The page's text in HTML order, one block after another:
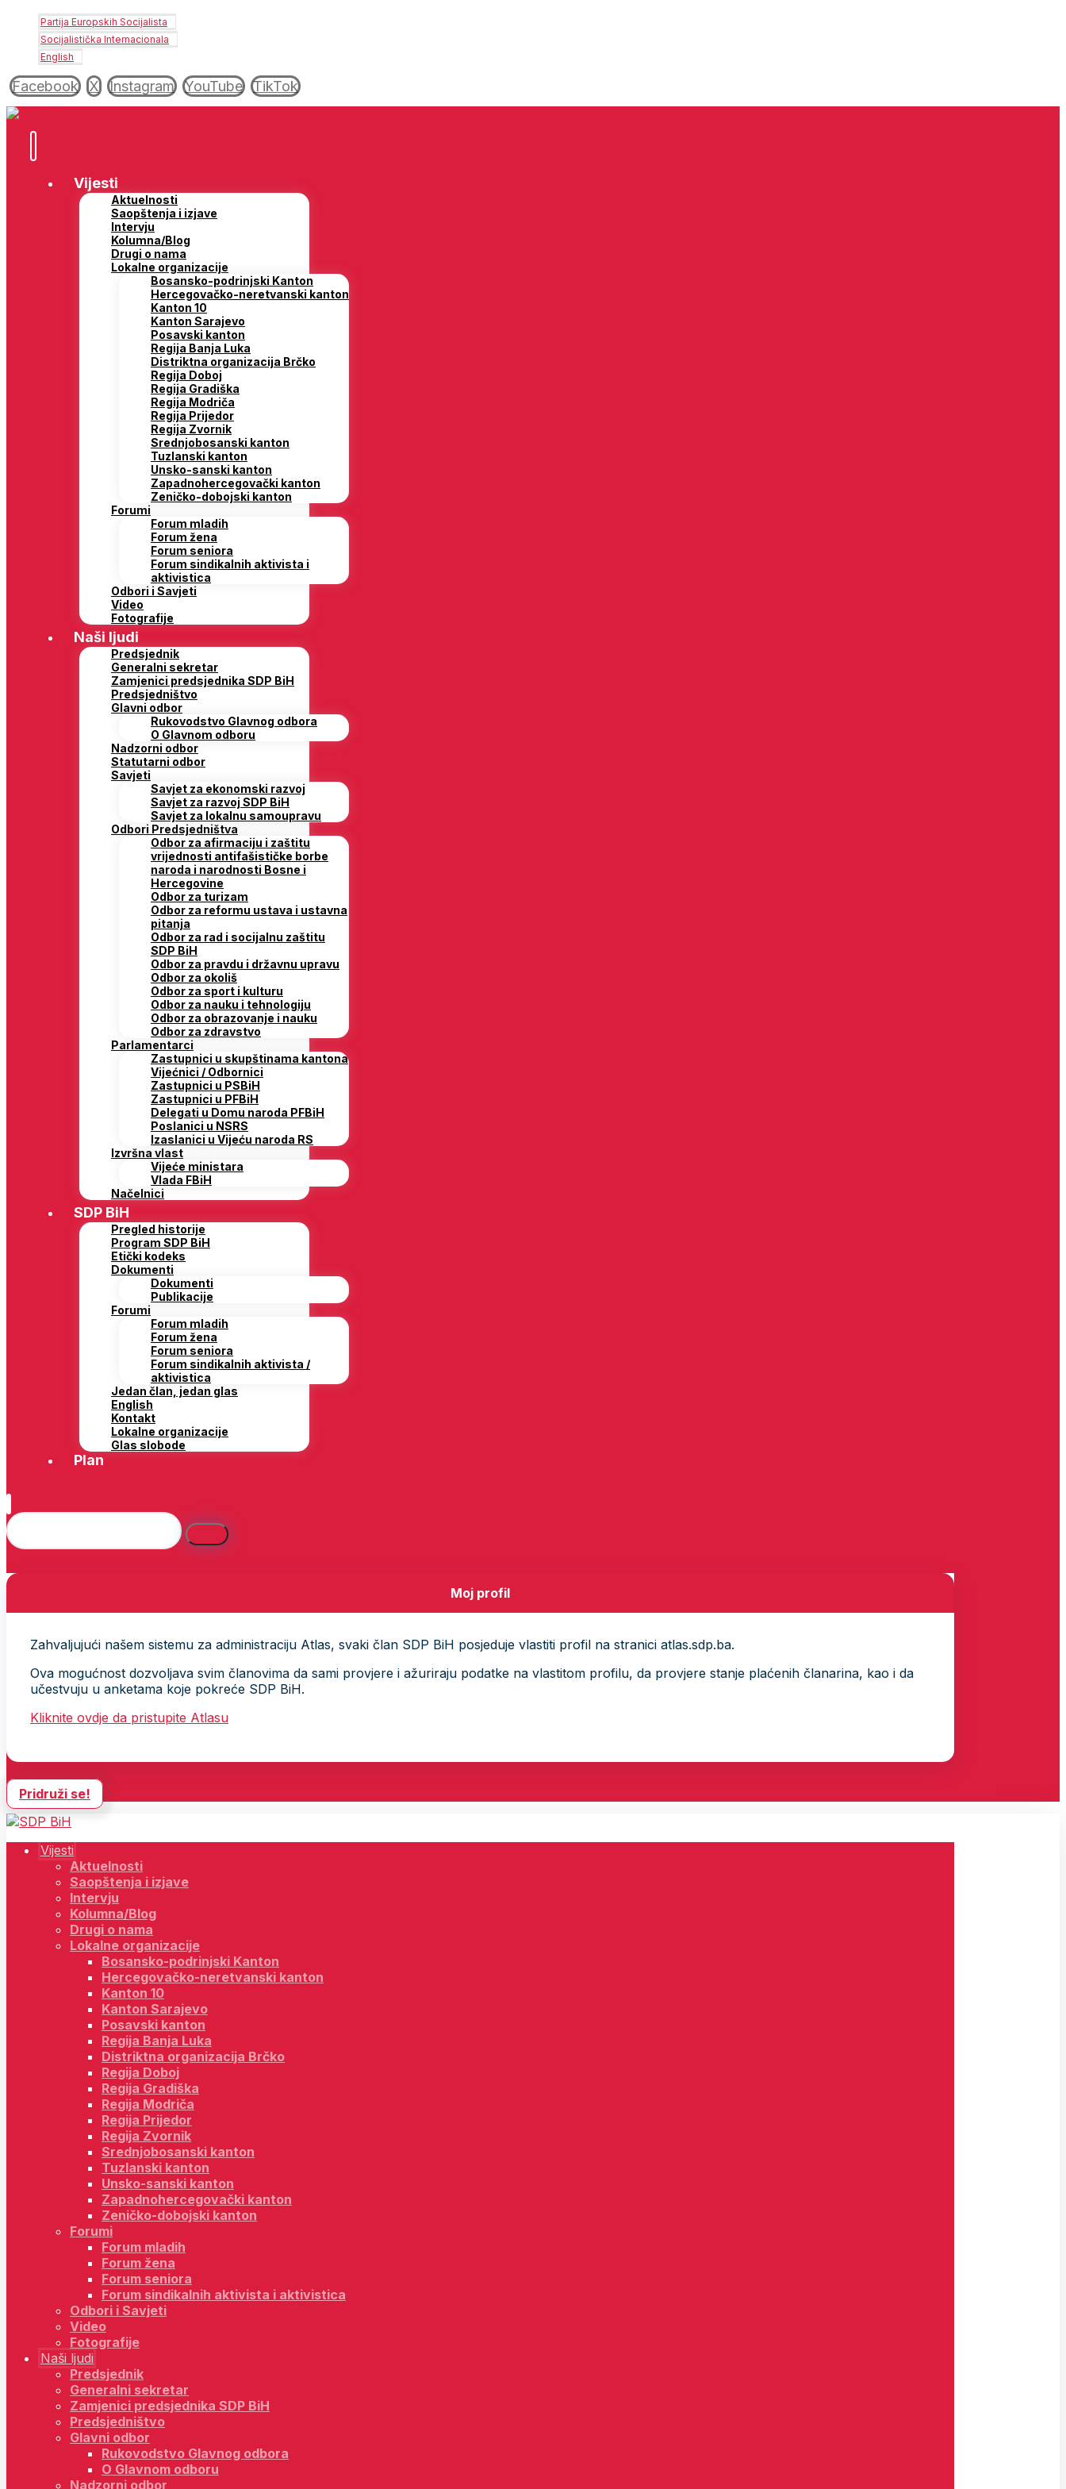
Partija Europskih Socijalista
Socijalistička Internacionala
English
Facebook X Instagram YouTube TikTok
Vijesti
Aktuelnosti
Saopštenja i izjave
Intervju
Kolumna/Blog
Drugi o nama
Lokalne organizacije
Bosansko-podrinjski Kanton
Hercegovačko-neretvanski kanton
Kanton 10
Kanton Sarajevo
Posavski kanton
Regija Banja Luka
Distriktna organizacija Brčko
Regija Doboj
Regija Gradiška
Regija Modriča
Regija Prijedor
Regija Zvornik
Srednjobosanski kanton
Tuzlanski kanton
Unsko-sanski kanton
Zapadnohercegovački kanton
Zeničko-dobojski kanton
Forumi
Forum mladih
Forum žena
Forum seniora
Forum sindikalnih aktivista i
aktivistica
Odbori i Savjeti
Video
Fotografije
Naši ljudi
Predsjednik
Generalni sekretar
Zamjenici predsjednika SDP BiH
Predsjedništvo
Glavni odbor
Rukovodstvo Glavnog odbora
O Glavnom odboru
Nadzorni odbor
Statutarni odbor
Savjeti
Savjet za ekonomski razvoj
Savjet za razvoj SDP BiH
Savjet za lokalnu samoupravu
Odbori Predsjedništva
Odbor za afirmaciju i zaštitu
vrijednosti antifašističke borbe
naroda i narodnosti Bosne i
Hercegovine
Odbor za turizam
Odbor za reformu ustava i ustavna
pitanja
Odbor za rad i socijalnu zaštitu
SDP BiH
Odbor za pravdu i državnu upravu
Odbor za okoliš
Odbor za sport i kulturu
Odbor za nauku i tehnologiju
Odbor za obrazovanje i nauku
Odbor za zdravstvo
Parlamentarci
Zastupnici u skupštinama kantona
Vijećnici / Odbornici
Zastupnici u PSBiH
Zastupnici u PFBiH
Delegati u Domu naroda PFBiH
Poslanici u NSRS
Izaslanici u Vijeću naroda RS
Izvršna vlast
Vijeće ministara
Vlada FBiH
Načelnici
SDP BiH
Pregled historije
Program SDP BiH
Etički kodeks
Dokumenti
Dokumenti
Publikacije
Forumi
Forum mladih
Forum žena
Forum seniora
Forum sindikalnih aktivista /
aktivistica
Jedan član, jedan glas
English
Kontakt
Lokalne organizacije
Glas slobode
Plan
Moj profil
Zahvaljujući našem sistemu za administraciju Atlas, svaki član SDP BiH posjeduje vlastiti profil na stranici atlas.sdp.ba.
Ova mogućnost dozvoljava svim članovima da sami provjere i ažuriraju podatke na vlastitom profilu, da provjere stanje plaćenih članarina, kao i da
učestvuju u anketama koje pokreće SDP BiH.
Kliknite ovdje da pristupite Atlasu
Pridruži se!
Vijesti
Aktuelnosti
Saopštenja i izjave
Intervju
Kolumna/Blog
Drugi o nama
Lokalne organizacije
Bosansko-podrinjski Kanton
Hercegovačko-neretvanski kanton
Kanton 10
Kanton Sarajevo
Posavski kanton
Regija Banja Luka
Distriktna organizacija Brčko
Regija Doboj
Regija Gradiška
Regija Modriča
Regija Prijedor
Regija Zvornik
Srednjobosanski kanton
Tuzlanski kanton
Unsko-sanski kanton
Zapadnohercegovački kanton
Zeničko-dobojski kanton
Forumi
Forum mladih
Forum žena
Forum seniora
Forum sindikalnih aktivista i aktivistica
Odbori i Savjeti
Video
Fotografije
Naši ljudi
Predsjednik
Generalni sekretar
Zamjenici predsjednika SDP BiH
Predsjedništvo
Glavni odbor
Rukovodstvo Glavnog odbora
O Glavnom odboru
Nadzorni odbor